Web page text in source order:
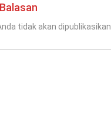
tidak akan dipublikasikan.